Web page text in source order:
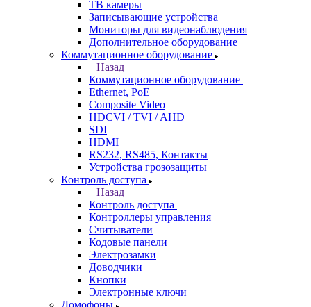
ТВ камеры
Записывающие устройства
Мониторы для видеонаблюдения
Дополнительное оборудование
Коммутационное оборудование
Назад
Коммутационное оборудование
Ethernet, PoE
Composite Video
HDCVI / TVI / AHD
SDI
HDMI
RS232, RS485, Контакты
Устройства грозозащиты
Контроль доступа
Назад
Контроль доступа
Контроллеры управления
Считыватели
Кодовые панели
Электрозамки
Доводчики
Кнопки
Электронные ключи
Домофоны